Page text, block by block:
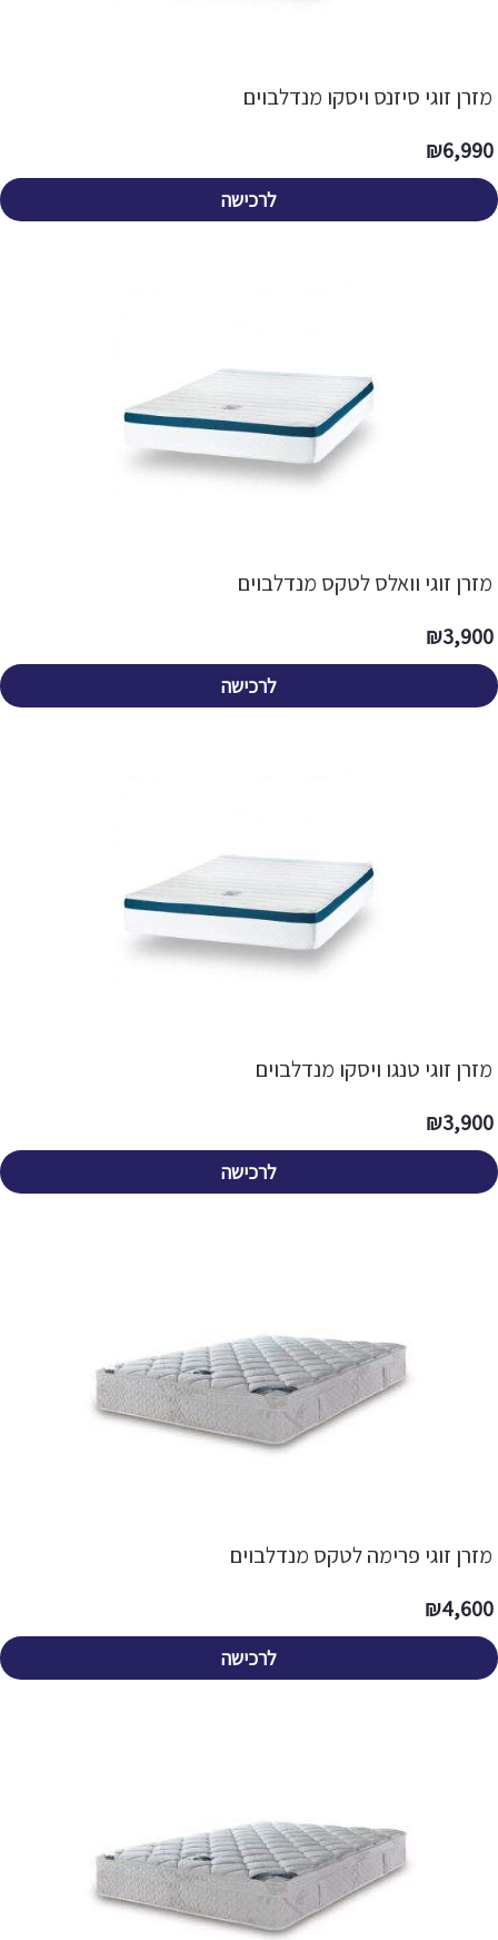
מזרן זוגי סיזנס ויסקו מנדלבוים
6,990
₪
לרכישה
מזרן זוגי וואלס לטקס מנדלבוים
3,900
₪
לרכישה
מזרן זוגי טנגו ויסקו מנדלבוים
3,900
₪
לרכישה
מזרן זוגי פרימה לטקס מנדלבוים
4,600
₪
לרכישה